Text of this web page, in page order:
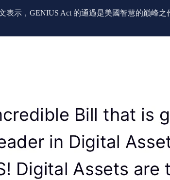
表示，GENIUS Act 的通過是美國智慧的巔峰